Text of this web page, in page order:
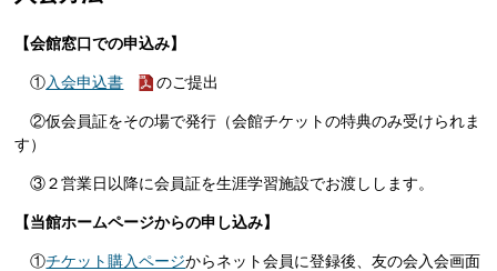
【会館窓口での申込み】
① 入会申込書 のご提出
②仮会員証をその場で発行（会館チケットの特典のみ受けられま
す）
③２営業日以降に会員証を生涯学習施設でお渡しします。
【当館ホームページからの申し込み】
①チケット購入ページからネット会員に登録後、友の会入会画面